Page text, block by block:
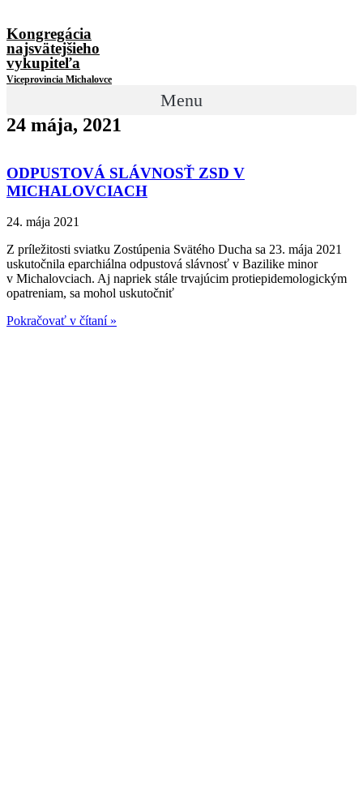
Kongregácia
najsvätejšieho
vykupiteľa
Viceprovincia Michalovce
Menu
24 mája, 2021
ODPUSTOVÁ SLÁVNOSŤ ZSD V
MICHALOVCIACH
24. mája 2021
Z príležitosti sviatku Zostúpenia Svätého Ducha sa 23. mája 2021
uskutočnila eparchiálna odpustová slávnosť v Bazilike minor
v Michalovciach. Aj napriek stále trvajúcim protiepidemologickým
opatreniam, sa mohol uskutočniť
Pokračovať v čítaní »